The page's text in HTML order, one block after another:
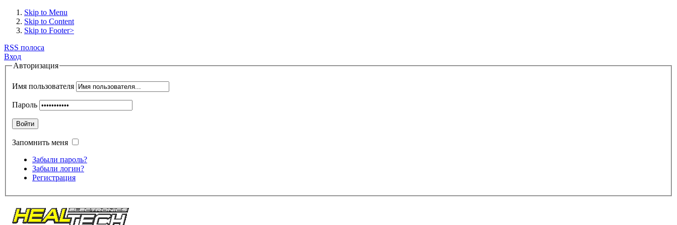
Skip to Menu
Skip to Content
Skip to Footer>
RSS полоса
Вход
Авторизация
Имя пользователя
Пароль
Войти
Запомнить меня
Забыли пароль?
Забыли логин?
Регистрация